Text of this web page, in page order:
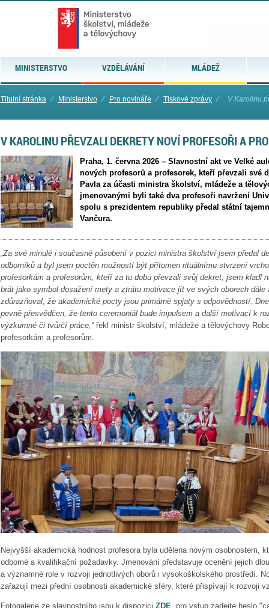
MINISTERSTVO VZDĚLÁVÁNÍ MLÁDEŽ
Titulní stránka ⁄ Ministerstvo ⁄ Pro novináře ⁄ Tiskové zprávy ⁄ V Karolinu
V KAROLINU PŘEVZALI DEKRETY NOVÍ PROFESOŘI A
Praha, 1. června 2026 – Slavnostní akt ve Velké
nových profesorů a profesorek, kteří převzali své
Pavla za účasti ministra školství, mládeže a
jmenovanými byli také dva profesoři navržení
spolu s prezidentem republiky předal státní
Vančura.
„Za své minulé i současné působení v pozici ministra školství jsem předal
odborníků a byl jsem poctěn možností být přítomen rituálnímu stvrzení
profesorkám a profesorům, kteří za tu dobu převzali svůj dekret, jsem kladl
brát jako symbol dosažení mety a ztrátu motivace jít ve svých oborech
zdůrazňoval, že akademické pocty jsou primárně spjaty s odpovědností.
pevně přesvědčen, že tento ceremoniál bude impulsem a další motivací k
výzkumné či tvůrčí práce,“řekl ministr školství, mládeže a tělovýchovy
profesorkám a profesorům.
Nejvyšší akademická hodnost profesora byla udělena novým osobnostem,
odborné a kvalifikační požadavky. Jmenování představuje ocenění jejich
a významné role v rozvoji jednotlivých oborů i vysokoškolského prostředí.
zařazují mezi přední osobnosti akademické sféry, které přispívají k rozvoji
Fotogalerie ze slavnostního jsou k dispozici ZDE , pro vstup zadejte heslo